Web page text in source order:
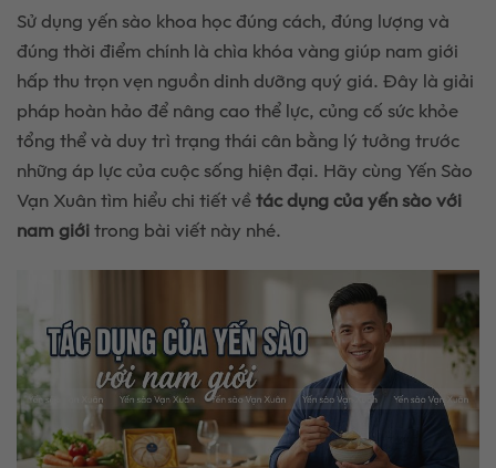
Sử dụng yến sào khoa học đúng cách, đúng lượng và
đúng thời điểm chính là chìa khóa vàng giúp nam giới
hấp thu trọn vẹn nguồn dinh dưỡng quý giá. Đây là giải
pháp hoàn hảo để nâng cao thể lực, củng cố sức khỏe
tổng thể và duy trì trạng thái cân bằng lý tưởng trước
những áp lực của cuộc sống hiện đại. Hãy cùng Yến Sào
Vạn Xuân tìm hiểu chi tiết vềtác dụng của yến sào với
nam giớitrong bài viết này nhé.